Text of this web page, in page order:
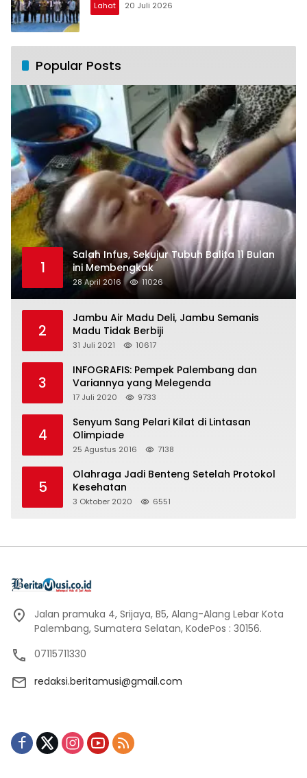
Lahat 20 Juli 2026
Popular Posts
1
Salah Infus, Sekujur Tubuh Balita 11 Bulan
ini Membengkak
28 April 2016 11026
2
Jambu Air Madu Deli, Jambu Semanis
Madu Tidak Berbiji
31 Juli 2021 10617
3
INFOGRAFIS: Pempek Palembang dan
Variannya yang Melegenda
17 Juli 2020 9733
4
Senyum Sang Pelari Kilat di Lintasan
Olimpiade
25 Agustus 2016 7138
5
Olahraga Jadi Benteng Setelah Protokol
Kesehatan
3 Oktober 2020 6551
Jalan pramuka 4, Srijaya, B5, Alang-Alang Lebar Kota
Palembang, Sumatera Selatan, KodePos : 30156.
07115711330
redaksi.beritamusi@gmail.com